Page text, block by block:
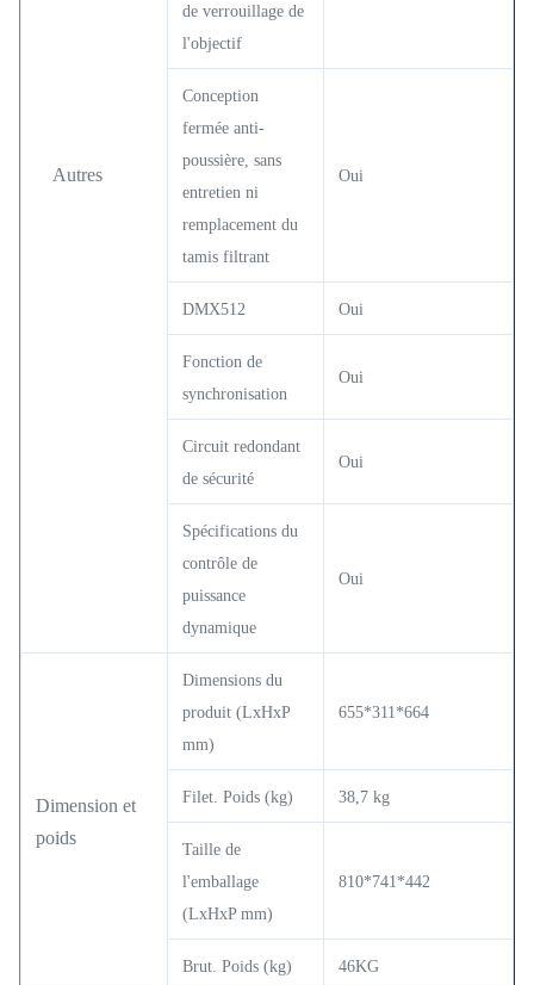
Autres
de verrouillage de
l'objectif
Conception
fermée anti-
poussière, sans
entretien ni
remplacement du
tamis filtrant
Oui
DMX512 Oui
Fonction de
synchronisation
Oui
Circuit redondant
de sécurité
Oui
Spécifications du
contrôle de
puissance
dynamique
Oui
Dimension et
poids
Dimensions du
produit (LxHxP
mm)
655*311*664
Filet. Poids (kg) 38,7 kg
Taille de
l'emballage
(LxHxP mm)
810*741*442
Brut. Poids (kg) 46KG